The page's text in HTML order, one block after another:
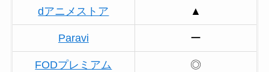
dアニメストア ▲
Paravi ー
FODプレミアム ◎